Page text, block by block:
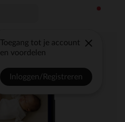
Toegang tot je account
en voordelen
Inloggen/Registreren